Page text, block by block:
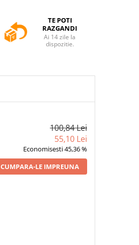
TE POTI
RAZGANDI
Ai 14 zile la
dispozitie.
100,84 Lei
55,10 Lei
Economisesti 45,36 %
CUMPARA-LE IMPREUNA